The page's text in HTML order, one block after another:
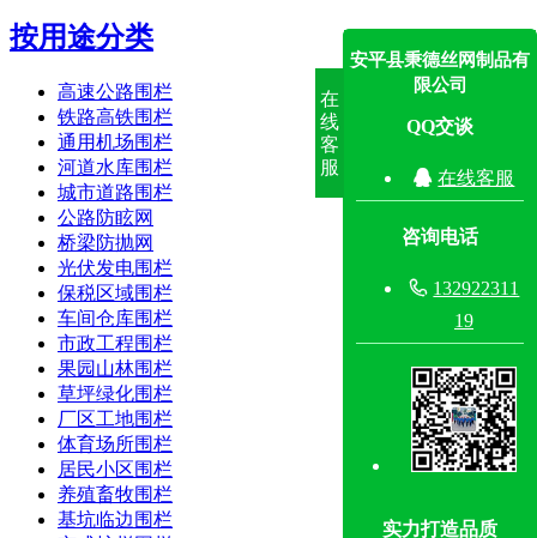
按用途分类
高速公路围栏
铁路高铁围栏
通用机场围栏
河道水库围栏
城市道路围栏
公路防眩网
桥梁防抛网
光伏发电围栏
保税区域围栏
车间仓库围栏
市政工程围栏
果园山林围栏
草坪绿化围栏
厂区工地围栏
体育场所围栏
居民小区围栏
养殖畜牧围栏
基坑临边围栏
在
线
客
服
安平县秉德丝网制品有
限公司
QQ交谈
 在线客服
咨询电话
 132922311
19
实力打造品质